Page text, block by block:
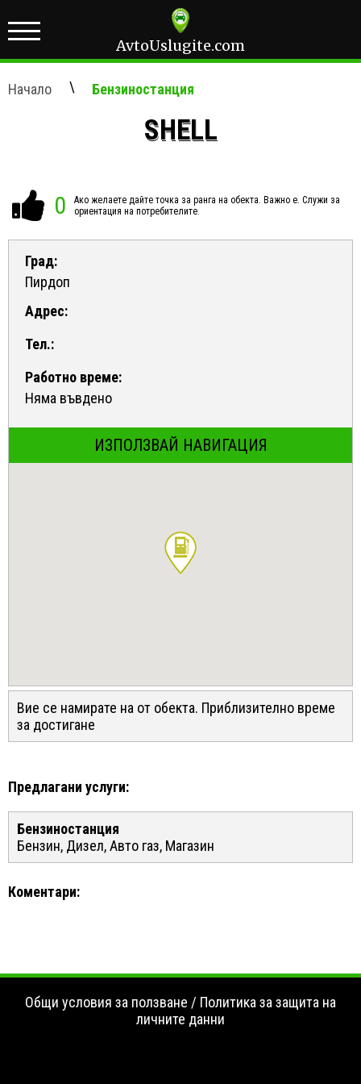
AvtoUslugite.com
Начало \ Бензиностанция
SHELL
0
Ако желаете дайте точка за ранга на обекта. Важно е. Служи за
ориентация на потребителите.
Град:
Пирдоп
Адрес:
Тел.:
Работно време:
Няма въвдено
ИЗПОЛЗВАЙ НАВИГАЦИЯ
Вие се намирате на от обекта. Приблизително време
за достигане
Предлагани услуги:
Бензиностанция
Бензин, Дизел, Авто газ, Магазин
Коментари:
Общи условия за ползване / Политика за защита на
личните данни